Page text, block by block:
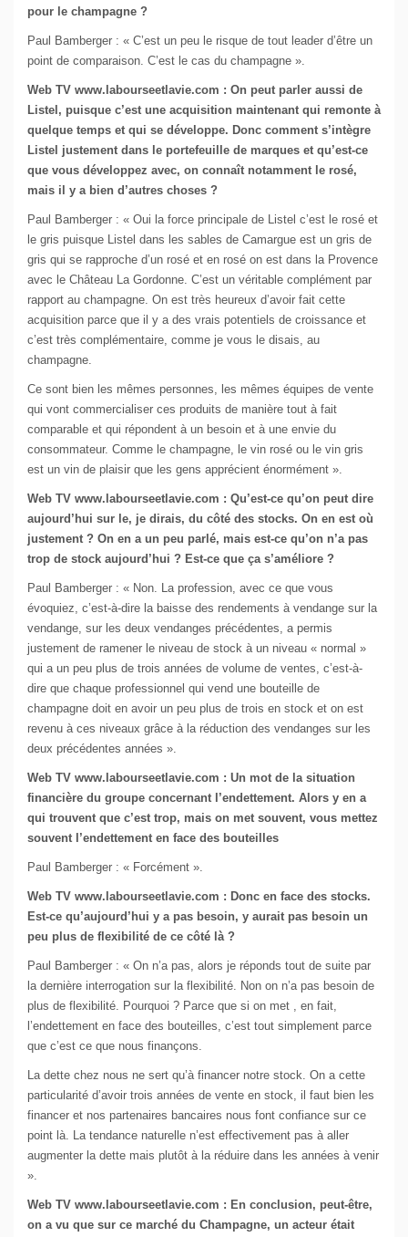
pour le champagne ?
Paul Bamberger : « C’est un peu le risque de tout leader d’être un
point de comparaison. C’est le cas du champagne ».
Web TV www.labourseetlavie.com : On peut parler aussi de
Listel, puisque c’est une acquisition maintenant qui remonte à
quelque temps et qui se développe. Donc comment s’intègre
Listel justement dans le portefeuille de marques et qu’est-ce
que vous développez avec, on connaît notamment le rosé,
mais il y a bien d’autres choses ?
Paul Bamberger : « Oui la force principale de Listel c’est le rosé et
le gris puisque Listel dans les sables de Camargue est un gris de
gris qui se rapproche d’un rosé et en rosé on est dans la Provence
avec le Château La Gordonne. C’est un véritable complément par
rapport au champagne. On est très heureux d’avoir fait cette
acquisition parce que il y a des vrais potentiels de croissance et
c’est très complémentaire, comme je vous le disais, au
champagne.
Ce sont bien les mêmes personnes, les mêmes équipes de vente
qui vont commercialiser ces produits de manière tout à fait
comparable et qui répondent à un besoin et à une envie du
consommateur. Comme le champagne, le vin rosé ou le vin gris
est un vin de plaisir que les gens apprécient énormément ».
Web TV www.labourseetlavie.com : Qu’est-ce qu’on peut dire
aujourd’hui sur le, je dirais, du côté des stocks. On en est où
justement ? On en a un peu parlé, mais est-ce qu’on n’a pas
trop de stock aujourd’hui ? Est-ce que ça s’améliore ?
Paul Bamberger : « Non. La profession, avec ce que vous
évoquiez, c’est-à-dire la baisse des rendements à vendange sur la
vendange, sur les deux vendanges précédentes, a permis
justement de ramener le niveau de stock à un niveau « normal »
qui a un peu plus de trois années de volume de ventes, c’est-à-
dire que chaque professionnel qui vend une bouteille de
champagne doit en avoir un peu plus de trois en stock et on est
revenu à ces niveaux grâce à la réduction des vendanges sur les
deux précédentes années ».
Web TV www.labourseetlavie.com : Un mot de la situation
financière du groupe concernant l’endettement. Alors y en a
qui trouvent que c’est trop, mais on met souvent, vous mettez
souvent l’endettement en face des bouteilles
Paul Bamberger : « Forcément ».
Web TV www.labourseetlavie.com : Donc en face des stocks.
Est-ce qu’aujourd’hui y a pas besoin, y aurait pas besoin un
peu plus de flexibilité de ce côté là ?
Paul Bamberger : « On n’a pas, alors je réponds tout de suite par
la dernière interrogation sur la flexibilité. Non on n’a pas besoin de
plus de flexibilité. Pourquoi ? Parce que si on met , en fait,
l’endettement en face des bouteilles, c’est tout simplement parce
que c’est ce que nous finançons.
La dette chez nous ne sert qu’à financer notre stock. On a cette
particularité d’avoir trois années de vente en stock, il faut bien les
financer et nos partenaires bancaires nous font confiance sur ce
point là. La tendance naturelle n’est effectivement pas à aller
augmenter la dette mais plutôt à la réduire dans les années à venir
».
Web TV www.labourseetlavie.com : En conclusion, peut-être,
on a vu que sur ce marché du Champagne, un acteur était